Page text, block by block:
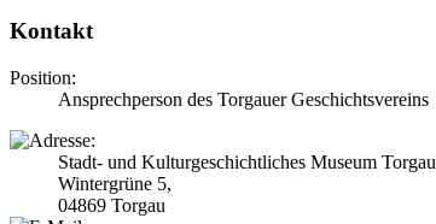
Kontakt
Position:
Ansprechperson des Torgauer Geschichtsvereins
Stadt- und Kulturgeschichtliches Museum Torgau
Wintergrüne 5,
04869 Torgau